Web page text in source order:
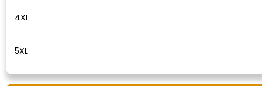
4XL
5XL